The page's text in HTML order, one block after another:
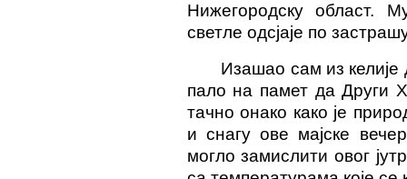
Нижегородску област.
светле одсјаје по
Изашао сам из к
пало на памет да Други
тачно онако како је
и снагу ове мајске
могло замислити овог